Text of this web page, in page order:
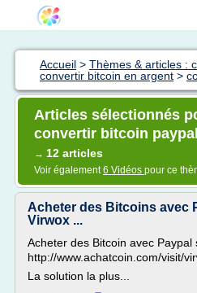
Accueil > Thèmes & articles :
convertir bitcoin en argent >
Articles sélectionnés
convertir bitcoin paypal
→ 12 articles
Voir également6 Vidéos pour ce
Acheter des Bitcoins avec
Virwox ...
Acheter des Bitcoin avec Paypal
http://www.achatcoin.com/visit/
La solution la plus...